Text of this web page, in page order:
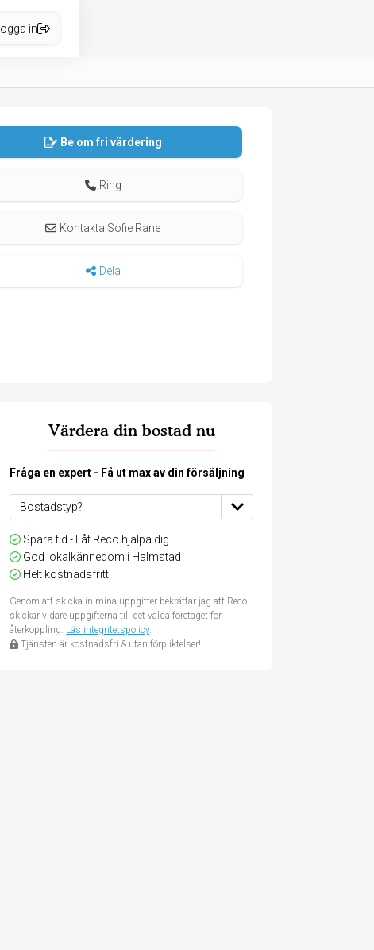
Logga in
Be om fri värdering
Ring
Kontakta Sofie Rane
Dela
Värdera din bostad nu
Fråga en expert - Få ut max av din försäljning
Spara tid - Låt Reco hjälpa dig
God lokalkännedom i Halmstad
Helt kostnadsfritt
Genom att skicka in mina uppgifter bekräftar jag att Reco
skickar vidare uppgifterna till det valda företaget för
återkoppling. Läs integritetspolicy.
Tjänsten är kostnadsfri & utan förpliktelser!